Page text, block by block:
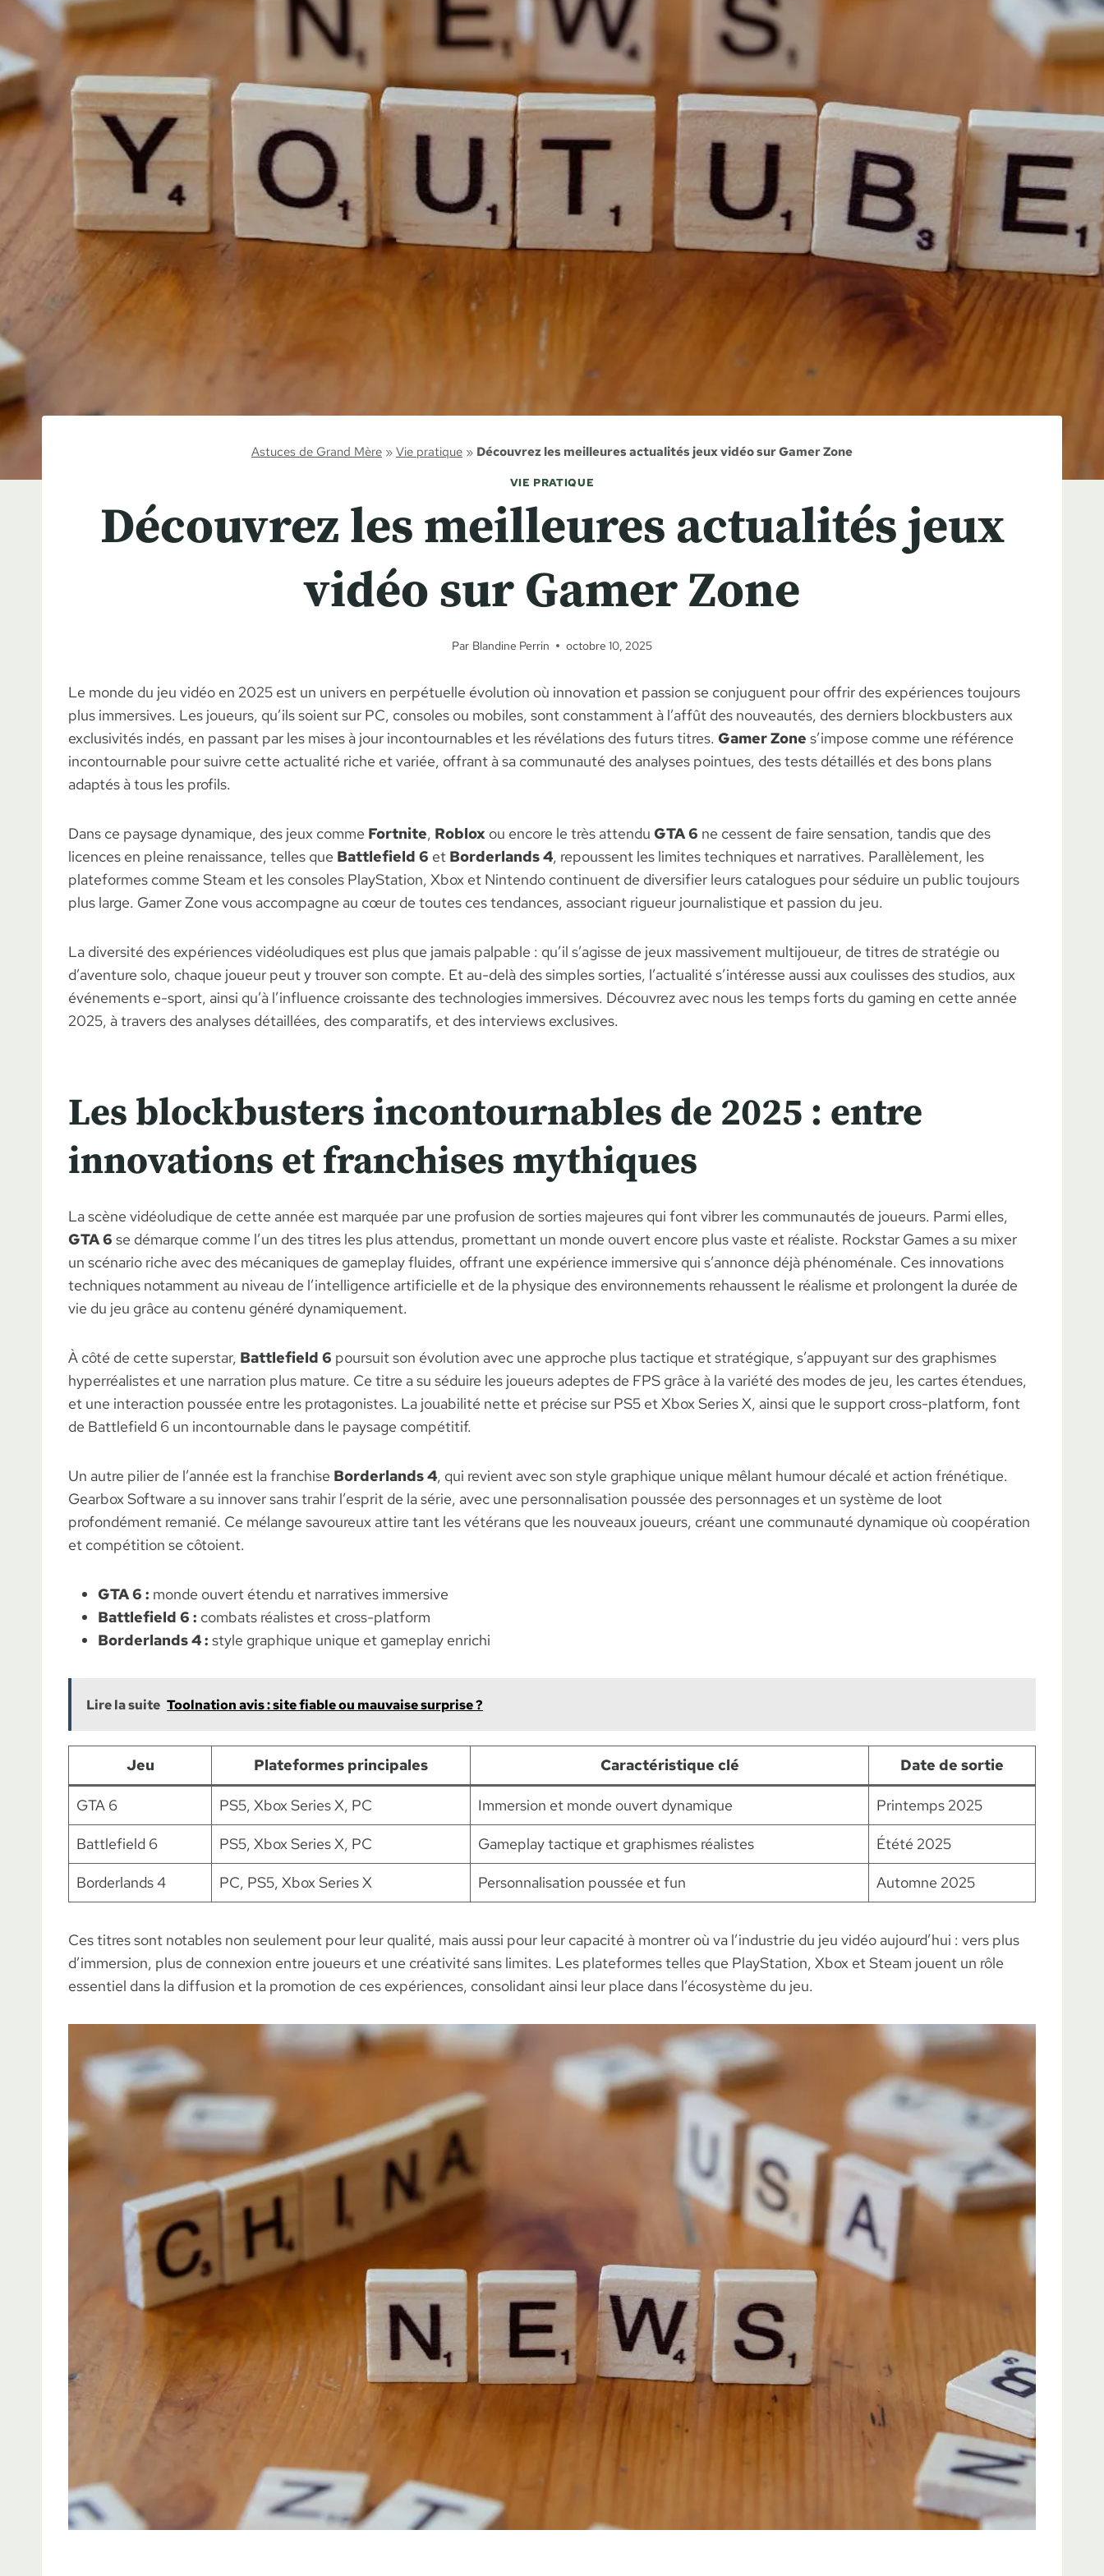
Astuces de Grand Mère »Vie pratique » Découvrez les meilleures actualités jeux vidéo sur Gamer Zone
VIE PRATIQUE
Découvrez les meilleures actualités jeux
vidéo sur Gamer Zone
Par Blandine Perrin octobre 10, 2025
Le monde du jeu vidéo en 2025 est un univers en perpétuelle évolution où innovation et passion se conjuguent pour offrir des expériences toujours
plus immersives. Les joueurs, qu’ils soient sur PC, consoles ou mobiles, sont constamment à l’affût des nouveautés, des derniers blockbusters aux
exclusivités indés, en passant par les mises à jour incontournables et les révélations des futurs titres. Gamer Zone s’impose comme une référence
incontournable pour suivre cette actualité riche et variée, offrant à sa communauté des analyses pointues, des tests détaillés et des bons plans
adaptés à tous les profils.
Dans ce paysage dynamique, des jeux comme Fortnite, Roblox ou encore le très attendu GTA 6 ne cessent de faire sensation, tandis que des
licences en pleine renaissance, telles que Battlefield 6 et Borderlands 4, repoussent les limites techniques et narratives. Parallèlement, les
plateformes comme Steam et les consoles PlayStation, Xbox et Nintendo continuent de diversifier leurs catalogues pour séduire un public toujours
plus large. Gamer Zone vous accompagne au cœur de toutes ces tendances, associant rigueur journalistique et passion du jeu.
La diversité des expériences vidéoludiques est plus que jamais palpable : qu’il s’agisse de jeux massivement multijoueur, de titres de stratégie ou
d’aventure solo, chaque joueur peut y trouver son compte. Et au-delà des simples sorties, l’actualité s’intéresse aussi aux coulisses des studios, aux
événements e-sport, ainsi qu’à l’influence croissante des technologies immersives. Découvrez avec nous les temps forts du gaming en cette année
2025, à travers des analyses détaillées, des comparatifs, et des interviews exclusives.
Les blockbusters incontournables de 2025 : entre
innovations et franchises mythiques
La scène vidéoludique de cette année est marquée par une profusion de sorties majeures qui font vibrer les communautés de joueurs. Parmi elles,
GTA 6 se démarque comme l’un des titres les plus attendus, promettant un monde ouvert encore plus vaste et réaliste. Rockstar Games a su mixer
un scénario riche avec des mécaniques de gameplay fluides, offrant une expérience immersive qui s’annonce déjà phénoménale. Ces innovations
techniques notamment au niveau de l’intelligence artificielle et de la physique des environnements rehaussent le réalisme et prolongent la durée de
vie du jeu grâce au contenu généré dynamiquement.
À côté de cette superstar, Battlefield 6 poursuit son évolution avec une approche plus tactique et stratégique, s’appuyant sur des graphismes
hyperréalistes et une narration plus mature. Ce titre a su séduire les joueurs adeptes de FPS grâce à la variété des modes de jeu, les cartes étendues,
et une interaction poussée entre les protagonistes. La jouabilité nette et précise sur PS5 et Xbox Series X, ainsi que le support cross-platform, font
de Battlefield 6 un incontournable dans le paysage compétitif.
Un autre pilier de l’année est la franchise Borderlands 4, qui revient avec son style graphique unique mêlant humour décalé et action frénétique.
Gearbox Software a su innover sans trahir l’esprit de la série, avec une personnalisation poussée des personnages et un système de loot
profondément remanié. Ce mélange savoureux attire tant les vétérans que les nouveaux joueurs, créant une communauté dynamique où coopération
et compétition se côtoient.
GTA 6 : monde ouvert étendu et narratives immersive
Battlefield 6 : combats réalistes et cross-platform
Borderlands 4 : style graphique unique et gameplay enrichi
Lire la suite Toolnation avis : site fiable ou mauvaise surprise ?
Jeu Plateformes principales Caractéristique clé Date de sortie
GTA 6 PS5, Xbox Series X, PC Immersion et monde ouvert dynamique Printemps 2025
Battlefield 6 PS5, Xbox Series X, PC Gameplay tactique et graphismes réalistes Étété 2025
Borderlands 4 PC, PS5, Xbox Series X Personnalisation poussée et fun Automne 2025
Ces titres sont notables non seulement pour leur qualité, mais aussi pour leur capacité à montrer où va l’industrie du jeu vidéo aujourd’hui : vers plus
d’immersion, plus de connexion entre joueurs et une créativité sans limites. Les plateformes telles que PlayStation, Xbox et Steam jouent un rôle
essentiel dans la diffusion et la promotion de ces expériences, consolidant ainsi leur place dans l’écosystème du jeu.